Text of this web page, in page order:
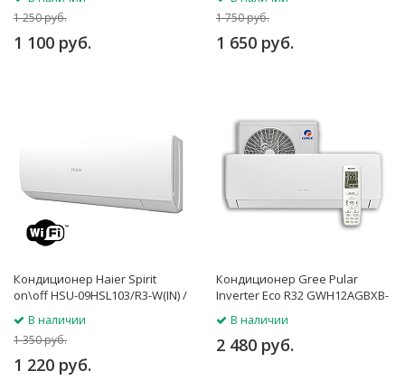
1 250 руб.
1 100 руб.
1 750 руб.
1 650 руб.
Кондиционер Haier Spirit
on\off HSU-09HSL103/R3-W(IN) /
В наличии
1 350 руб.
1 220 руб.
Кондиционер Gree Pular
Inverter Eco R32 GWH12AGBXB-
В наличии
2 480 руб.